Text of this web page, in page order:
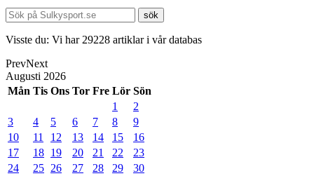
Visste du: Vi har 29228 artiklar i vår databas
PrevNext
Augusti 2026
Mån Tis Ons Tor Fre Lör Sön
1
2
3
4 5 6 7 8
9
10
11 12 13 14 15
16
17
18 19 20 21 22
23
24
25 26 27 28 29
30